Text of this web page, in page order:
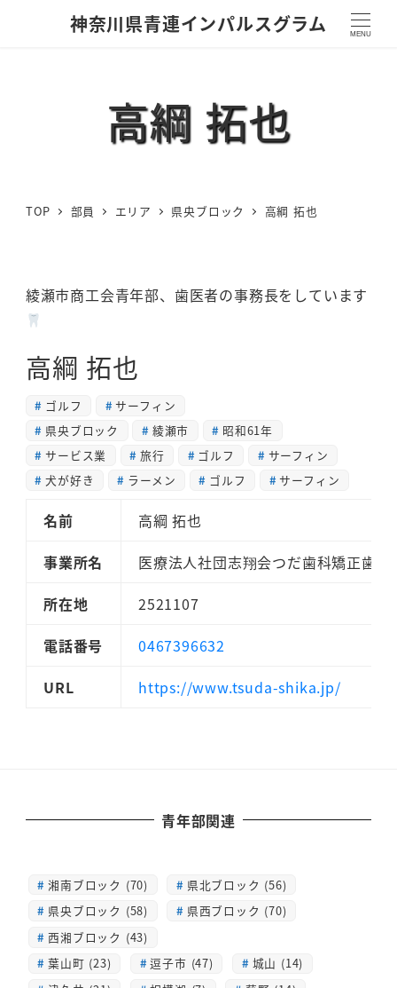
神奈川県青連インパルスグラム MENU
高綱 拓也
TOP 部員 エリア 県央ブロック 高綱 拓也
綾瀬市商工会青年部、歯医者の事務長をしています
高綱 拓也
ゴルフ
サーフィン
県央ブロック
綾瀬市
昭和61年
サービス業
旅行 ゴルフ
サーフィン
犬が好き
ラーメン ゴルフ サーフィン
名前
高綱 拓也
事業所名
医療法人社団志翔会つだ歯科矯正歯科
所在地
2521107
電話番号
0467396632
URL
https://www.tsuda-shika.jp/
青年部関連
湘南ブロック (70)
県北ブロック (56)
県央ブロック (58)
県西ブロック (70)
西湘ブロック (43)
葉山町 (23)
逗子市 (47)
城山 (14)